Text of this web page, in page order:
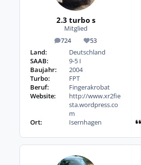
2.3 turbo s
Mitglied
724
Beiträge 53
Reputation
Land:
Deutschland
SAAB:
9-5 I
Baujahr:
2004
Turbo:
FPT
Beruf:
Fingerakrobat
Website:
http://www.xr2fie
sta.wordpress.co
m
Ort:
Isernhagen